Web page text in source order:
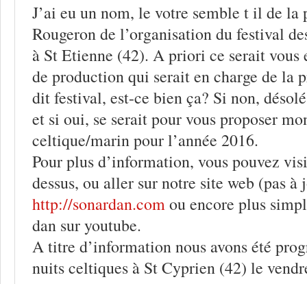
J’ai eu un nom, le votre semble t il de la
Rougeron de l’organisation du festival
à St Etienne (42). A priori ce serait vous
de production qui serait en charge de la
dit festival, est-ce bien ça? Si non,
et si oui, se serait pour vous proposer
celtique/marin pour l’année 2016.
Pour plus d’information, vous pouvez
dessus, ou aller sur notre site web (pas à
http://sonardan.comou encore plus
dan sur youtube.
A titre d’information nous avons été
nuits celtiques à St Cyprien (42) le